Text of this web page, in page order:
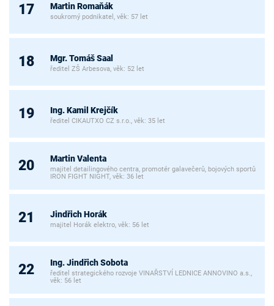
17 Martin Romaňák
soukromý podnikatel, věk: 57 let
18 Mgr. Tomáš Saal
ředitel ZŠ Arbesova, věk: 52 let
19 Ing. Kamil Krejčík
ředitel CIKAUTXO CZ s.r.o., věk: 35 let
20 Martin Valenta
majitel detailingového centra, promotér galavečerů, bojových sportů
IRON FIGHT NIGHT, věk: 36 let
21 Jindřich Horák
majitel Horák elektro, věk: 56 let
22 Ing. Jindřich Sobota
ředitel strategického rozvoje VINAŘSTVÍ LEDNICE ANNOVINO a.s.,
věk: 56 let